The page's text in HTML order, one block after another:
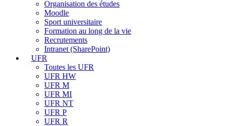
Organisation des études
Moodle
Sport universitaire
Formation au long de la vie
Recrutements
Intranet (SharePoint)
UFR
Toutes les UFR
UFR HW
UFR M
UFR MI
UFR NT
UFR P
UFR R